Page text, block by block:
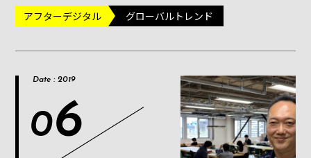
アフターデジタル グローバルトレンド
Date : 2019
06